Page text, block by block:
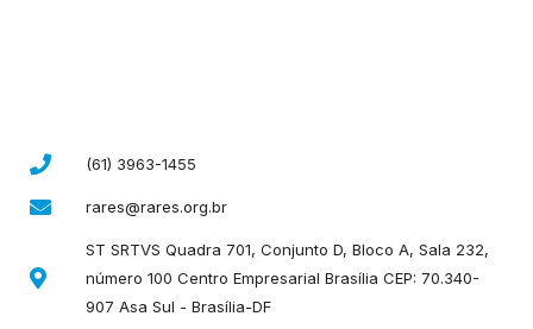
(61) 3963-1455
rares@rares.org.br
ST SRTVS Quadra 701, Conjunto D, Bloco A, Sala 232,
número 100 Centro Empresarial Brasília CEP: 70.340-
907 Asa Sul - Brasília-DF